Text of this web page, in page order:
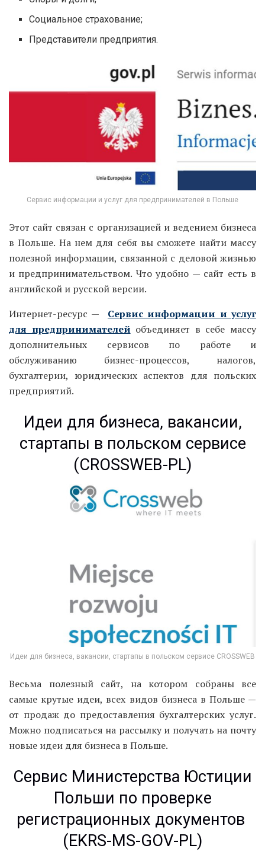
Социальное страхование;
Представители предприятия.
Сервис информации и услуг для предпринимателей в Польше
Этот сайт связан с организацией и ведением бизнеса
в Польше. На нем для себя вы сможете найти массу
полезной информации, связанной с деловой жизнью
и предпринимательством. Что удобно — сайт есть в
английской и русской версии.
Интернет-ресурс — Сервис информации и услуг
для предпринимателей объединяет в себе массу
дополнительных сервисов по работе и
обслуживанию бизнес-процессов, налогов,
бухгалтерии, юридических аспектов для польских
предприятий.
Идеи для бизнеса, вакансии,
стартапы в польском сервисе
(CROSSWEB-PL)
Идеи для бизнеса, вакансии, стартапы в польском сервисе CROSSWEB
Весьма полезный сайт, на котором собраны все
самые крутые идеи, всех видов бизнеса в Польше —
от продаж до предоставления бухгалтерских услуг.
Можно подписаться на рассылку и получать на почту
новые идеи для бизнеса в Польше.
Сервис Министерства Юстиции
Польши по проверке
регистрационных документов
(EKRS-MS-GOV-PL)